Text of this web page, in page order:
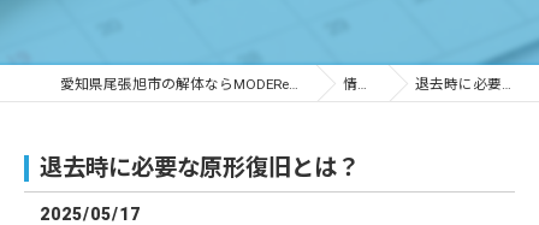
愛知県尾張旭市の解体ならMODEReNO ～原状回復・解体工事のモドリーノ～ 情報ブログ 退去時に必要な原形復旧とは？
退去時に必要な原形復旧とは？
2025/05/17